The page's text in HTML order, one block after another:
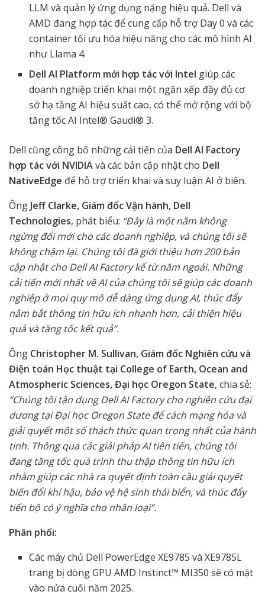
LLM và quản lý ứng dụng nặng hiệu quả. Dell và
AMD đang hợp tác để cung cấp hỗ trợ Day 0 và các
container tối ưu hóa hiệu năng cho các mô hình AI
như Llama 4.
Dell AI Platform mới hợp tác với Intel giúp các
doanh nghiệp triển khai một ngăn xếp đầy đủ cơ
sở hạ tầng AI hiệu suất cao, có thể mở rộng với bộ
tăng tốc AI Intel® Gaudi® 3.
Dell cũng công bố những cải tiến của Dell AI Factory
hợp tác với NVIDIAvà các bản cập nhật cho Dell
NativeEdge để hỗ trợ triển khai và suy luận AI ở biên.
ÔngJeff Clarke, Giám đốc Vận hành, Dell
Technologies, phát biểu: “Đây là một năm không
ngừng đổi mới cho các doanh nghiệp, và chúng tôi sẽ
không chậm lại. Chúng tôi đã giới thiệu hơn 200 bản
cập nhật cho Dell AI Factory kể từ năm ngoái. Những
cải tiến mới nhất về AI của chúng tôi sẽ giúp các doanh
nghiệp ở mọi quy mô dễ dàng ứng dụng AI, thúc đẩy
nắm bắt thông tin hữu ích nhanh hơn, cải thiện hiệu
quả và tăng tốc kết quả”.
Ông Christopher M. Sullivan, Giám đốc Nghiên cứu và
Điện toán Học thuật tại College of Earth, Ocean and
Atmospheric Sciences, Đại học Oregon State, chia sẻ:
“Chúng tôi tận dụng Dell AI Factory cho nghiên cứu đại
dương tại Đại học Oregon State để cách mạng hóa và
giải quyết một số thách thức quan trọng nhất của hành
tinh. Thông qua các giải pháp AI tiên tiến, chúng tôi
đang tăng tốc quá trình thu thập thông tin hữu ích
nhằm giúp các nhà ra quyết định toàn cầu giải quyết
biến đổi khí hậu, bảo vệ hệ sinh thái biển, và thúc đẩy
tiến bộ có ý nghĩa cho nhân loại”.
Phân phối:
Các máy chủ Dell PowerEdge XE9785 và XE9785L
trang bị dòng GPU AMD Instinct™ MI350 sẽ có mặt
vào nửa cuối năm 2025.